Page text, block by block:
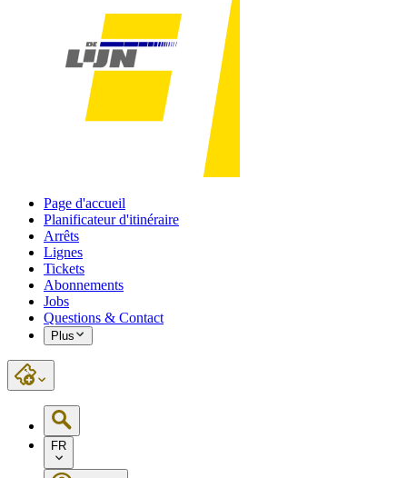
Page d'accueil
Planificateur d'itinéraire
Arrêts
Lignes
Tickets
Abonnements
Jobs
Questions & Contact
Plus
FR